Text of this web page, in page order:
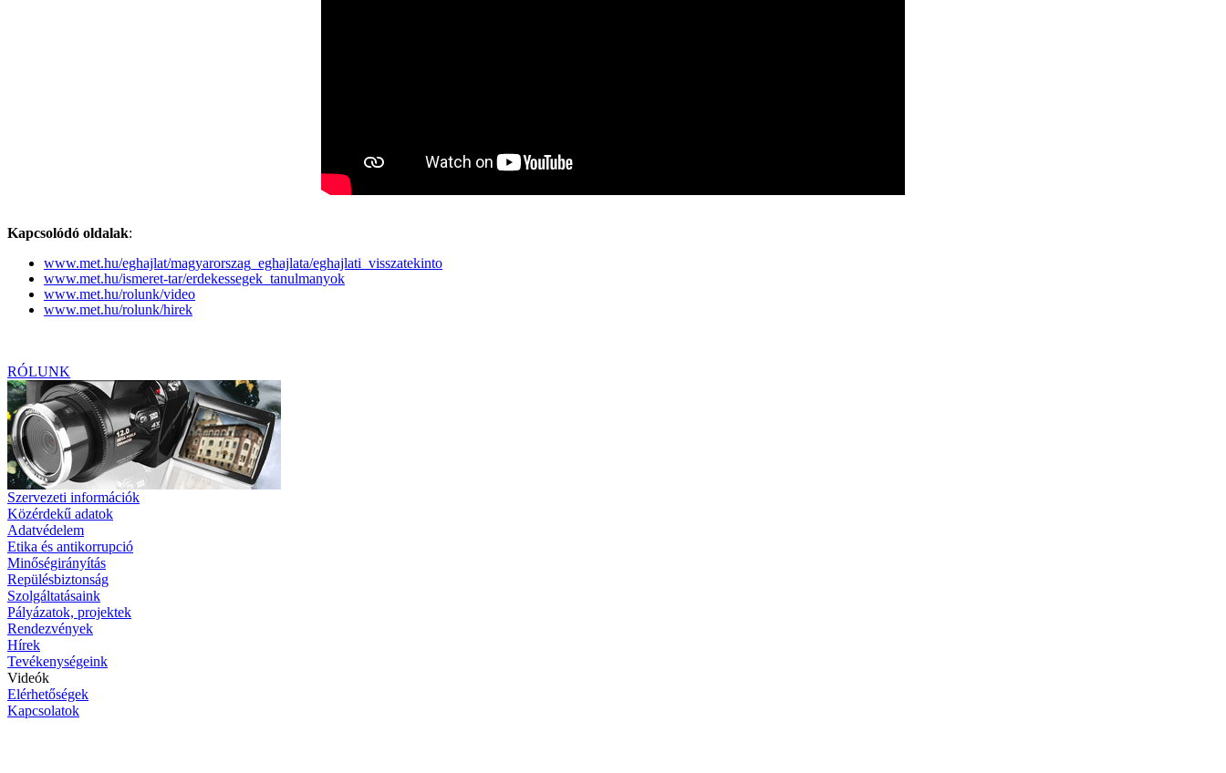
Kapcsolódó oldalak:
www.met.hu/eghajlat/magyarorszag_eghajlata/eghajlati_visszatekinto
www.met.hu/ismeret-tar/erdekessegek_tanulmanyok
www.met.hu/rolunk/video
www.met.hu/rolunk/hirek
RÓLUNK
Szervezeti információk
Közérdekű adatok
Adatvédelem
Etika és antikorrupció
Minőségirányítás
Repülésbiztonság
Szolgáltatásaink
Pályázatok, projektek
Rendezvények
Hírek
Tevékenységeink
Videók
Elérhetőségek
Kapcsolatok